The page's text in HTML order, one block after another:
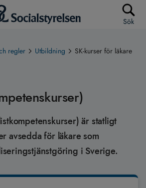
Sök
regler Utbildning SK-kurser för läkare
är statligt
avsedda för läkare som
i Sverige.